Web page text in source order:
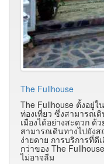
The Fullhouse
The Fullhouse ตั้งอยู่
ท่องเที่ยว ซึ่งสามารถเ
เมืองได้อย่างสะดวก
สามารถเดินทางไปยัง
ง่ายดาย การบริการที่
กว่าของ The
ไม่อาจลืม